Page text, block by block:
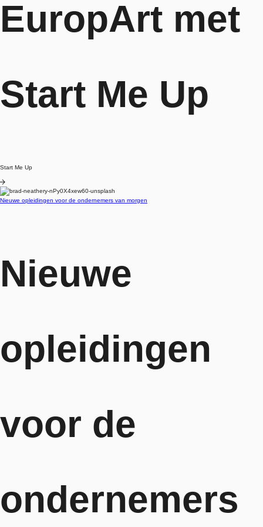
EuropArt met
Start Me Up
Start Me Up
Blog
Nieuwe opleidingen voor de ondernemers van morgen
Nieuwe
opleidingen
voor de
ondernemers